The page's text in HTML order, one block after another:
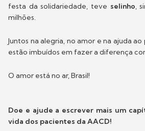
festa da solidariedade, teve selinho,
milhões.
Juntos na alegria, no amor e na ajuda
estão imbuídos em fazer a diferença
O amor está no ar, Brasil!
Doe e ajude a escrever mais um
vida dos pacientes da AACD!